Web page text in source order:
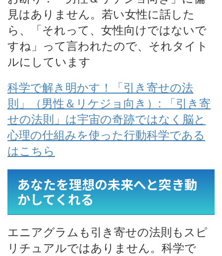
見はありません。若い女性に話した
ら、「それって、女性向けではないで
すね」って言われたので、それタイト
ルにしています
科学で解き明かす！「引き寄せの法
則」（男性＆リケジョ向き）: 「引き寄
せの法則」は宇宙の奇跡ではなく脳と
心理の仕組みを使った行動科学である
はこちら
あなたを理想の未来へと突き動
かしてくれる
エニアグラムも引き寄せの法則もスピ
リチュアルではありません。科学で